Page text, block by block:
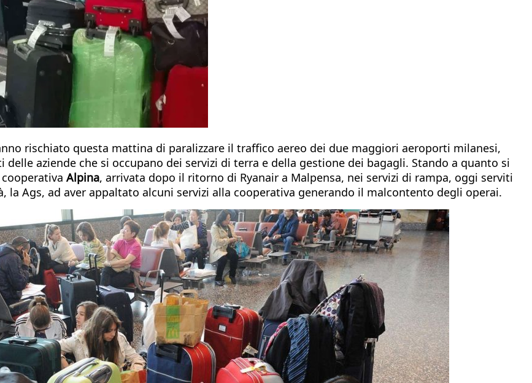
rischiato questa mattina di paralizzare il traffico aereo dei due maggiori aeroporti milanesi,
aziende che si occupano dei servizi di terra e della gestione dei bagagli. Stando a quanto si
Alpina, arrivata dopo il ritorno di Ryanair a Malpensa, nei servizi di rampa, oggi serviti
la Ags, ad aver appaltato alcuni servizi alla cooperativa generando il malcontento degli operai.